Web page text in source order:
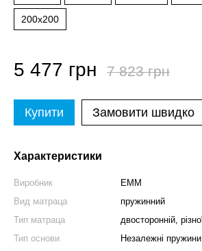
200x200
5 477 грн 7 823 грн
Купити Замовити швидко
Характеристики
Виробник
EMM
Вид матраца
пружинний
Тип матраца
двосторонній,
Тип основи
Незалежні